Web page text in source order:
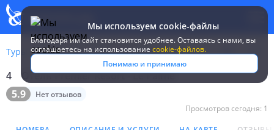
Мы используем cookie-файлы
Благодаря им сайт становится удобнее. Оставаясь c нами, вы
соглашаетесь на использование cookie-файлов.
Понимаю и принимаю
Туры Италия Милано-Мариттима Premier Resort - Le
Отель Premier Resort - Le
4
Отель Premier Resort - Le Palme
5.9
Нет отзывов
Просмотров сегодня: 1